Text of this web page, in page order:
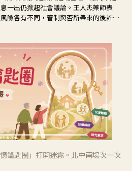
一出仍掀起社會議論。王人杰藥師表
險各有不同，管制與否所帶來的後許影
鑰匙圈」打開迷霧。北中南場次一次